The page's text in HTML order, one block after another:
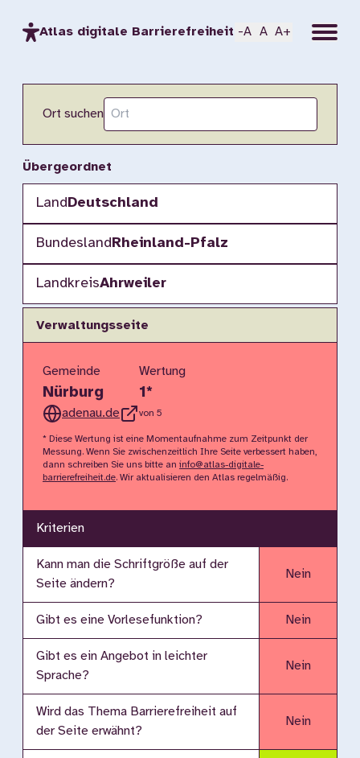
Atlas digitale Barrierefreiheit -A A A+ Menu
Ort suchen
Übergeordnet
LandDeutschland
BundeslandRheinland-Pfalz
LandkreisAhrweiler
Verwaltungsseite
Gemeinde
Nürburg
adenau.de
Wertung
1*
von 5
* Diese Wertung ist eine Momentaufnahme zum Zeitpunkt der
Messung. Wenn Sie zwischenzeitlich Ihre Seite verbessert haben,
dann schreiben Sie uns bitte an info@atlas-digitale-
barrierefreiheit.de. Wir aktualisieren den Atlas regelmäßig.
Kriterien
Kann man die Schriftgröße auf der
Seite ändern?
Nein
Gibt es eine Vorlesefunktion? Nein
Gibt es ein Angebot in leichter
Sprache?
Nein
Wird das Thema Barrierefreiheit auf
der Seite erwähnt?
Nein